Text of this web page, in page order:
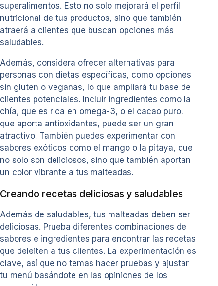
superalimentos. Esto no solo mejorará el perfil
nutricional de tus productos, sino que también
atraerá a clientes que buscan opciones más
saludables.
Además, considera ofrecer alternativas para
personas con dietas específicas, como opciones
sin gluten o veganas, lo que ampliará tu base de
clientes potenciales. Incluir ingredientes como la
chía, que es rica en omega-3, o el cacao puro,
que aporta antioxidantes, puede ser un gran
atractivo. También puedes experimentar con
sabores exóticos como el mango o la pitaya, que
no solo son deliciosos, sino que también aportan
un color vibrante a tus malteadas.
Creando recetas deliciosas y saludables
Además de saludables, tus malteadas deben ser
deliciosas. Prueba diferentes combinaciones de
sabores e ingredientes para encontrar las recetas
que deleiten a tus clientes. La experimentación es
clave, así que no temas hacer pruebas y ajustar
tu menú basándote en las opiniones de los